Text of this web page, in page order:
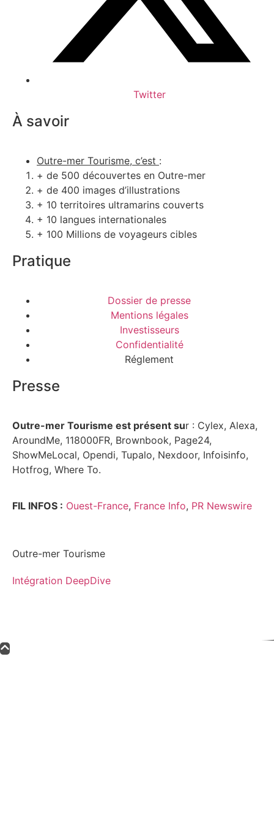
Twitter
À savoir
Outre-mer Tourisme, c’est :
+ de 500 découvertes en Outre-mer
+ de 400 images d’illustrations
+ 10 territoires ultramarins couverts
+ 10 langues internationales
+ 100 Millions de voyageurs cibles
Pratique
Dossier de presse
Mentions légales
Investisseurs
Confidentialité
Réglement
Presse
Outre-mer Tourisme est présent sur : Cylex, Alexa,
AroundMe, 118000FR, Brownbook, Page24,
ShowMeLocal, Opendi, Tupalo, Nexdoor, Infoisinfo,
Hotfrog, Where To.
FIL INFOS : Ouest-France, France Info, PR Newswire
Outre-mer Tourisme
Intégration DeepDive